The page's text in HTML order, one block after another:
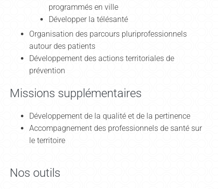
programmés en ville
Développer la télésanté
Organisation des parcours pluriprofessionnels
autour des patients
Développement des actions territoriales de
prévention
Missions supplémentaires
Développement de la qualité et de la pertinence
Accompagnement des professionnels de santé sur
le territoire
Nos outils